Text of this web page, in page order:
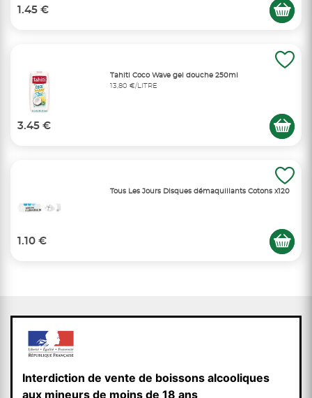
1.45 €
Tahiti Coco Wave gel douche 250ml
13,80 €/LITRE
3.45 €
Tous Les Jours Disques démaquillants Cotons x120
1.10 €
Interdiction de vente de boissons alcooliques
aux mineurs de moins de 18 ans